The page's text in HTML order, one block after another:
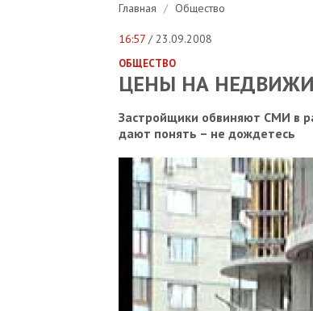
Главная / Общество
16:57 / 23.09.2008
ОБЩЕСТВО
ЦЕНЫ НА
Застройщики обвиняют СМИ в
дают понять – не дождетесь